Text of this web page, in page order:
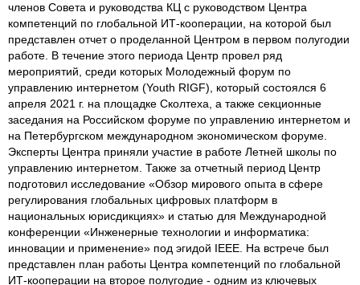
членов Совета и руководства КЦ с руководством Центра
компетенций по глобальной ИТ-кооперации, на которой был
представлен отчет о проделанной Центром в первом полугодии
работе. В течение этого периода Центр провел ряд
мероприятий, среди которых Молодежный форум по
управлению интернетом (Youth RIGF), который состоялся 6
апреля 2021 г. на площадке Сколтеха, а также секционные
заседания на Российском форуме по управлению интернетом и
на Петербургском международном экономическом форуме.
Эксперты Центра приняли участие в работе Летней школы по
управлению интернетом. Также за отчетный период Центр
подготовил исследование «Обзор мирового опыта в сфере
регулирования глобальных цифровых платформ в
национальных юрисдикциях» и статью для Международной
конференции «Инженерные технологии и информатика:
инновации и применение» под эгидой IEEE. На встрече был
представлен план работы Центра компетенций по глобальной
ИТ-кооперации на второе полугодие - одним из ключевых